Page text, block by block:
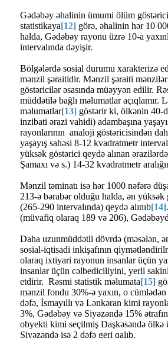
Gədəbəy əhalinin ümumi ölüm
statistikaya[12] görə, əhalinin hər 10
halda, Gədəbəy rayonu üzrə 10-a
intervalında dəyişir.
Bölgələrdə sosial durumu xarakterizə
mənzil şəraitidir. Mənzil şəraiti
göstəricilər əsasında müəyyən edilir.
müddətilə bağlı məlumatlar açıqlamır.
məlumatlar[13] göstərir ki, ölkənin 40-
inzibati ərazi vahidi) adambaşına
rayonlarının analoji göstəricisindən
yaşayış sahəsi 8-12 kvadratmetr
yüksək göstərici qeydə alınan
Şamaxı və s.) 14-32 kvadratmetr
Mənzil təminatı isə hər 1000 nəfərə
213-ə bərabər olduğu halda, ən
(265-290 intervalında) qeydə alınıb[14]
(müvafiq olaraq 189 və 206),
Daha uzunmüddətli dövrdə (məsələn,
sosial-iqtisadi inkişafının
olaraq ixtiyari rayonun insanlar üçün
insanlar üçün cəlbediciliyini, yerli
etdirir. Rəsmi statistik məlumata[15]
mənzil fondu 30%-ə yaxın, o
dəfə, İsmayıllı və Lənkəran kimi
3%, Gədəbəy və Siyəzəndə 15%
obyekti kimi seçilmiş Daşkəsəndə ölkə
Siyəzəndə isə 2 dəfə geri qalıb.